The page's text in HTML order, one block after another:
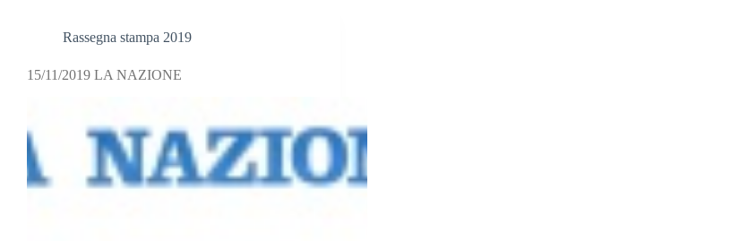
Rassegna stampa 2019
15/11/2019 LA NAZIONE